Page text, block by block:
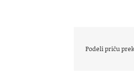
Podeli priču